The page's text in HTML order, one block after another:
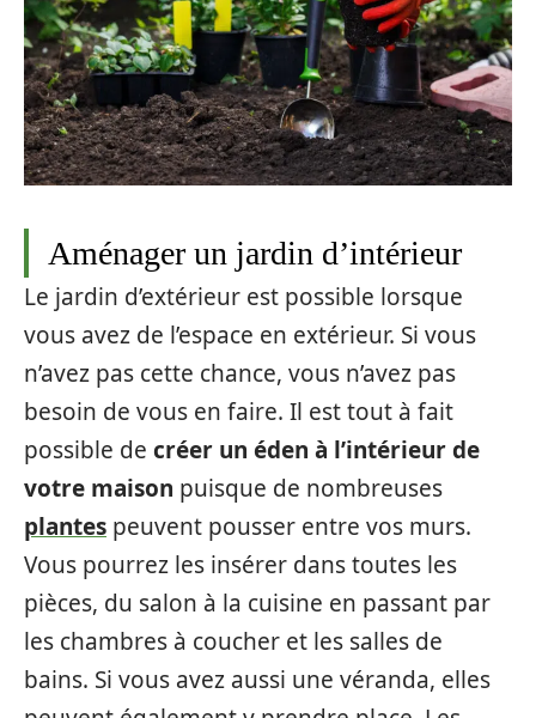
Aménager un jardin d’intérieur
Le jardin d’extérieur est possible lorsque
vous avez de l’espace en extérieur. Si vous
n’avez pas cette chance, vous n’avez pas
besoin de vous en faire. Il est tout à fait
possible de créer un éden à l’intérieur de
votre maison puisque de nombreuses
plantes peuvent pousser entre vos murs.
Vous pourrez les insérer dans toutes les
pièces, du salon à la cuisine en passant par
les chambres à coucher et les salles de
bains. Si vous avez aussi une véranda, elles